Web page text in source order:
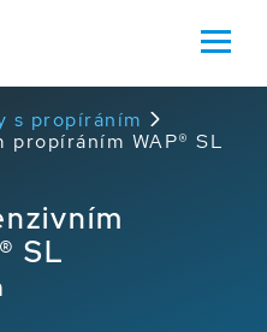
s propíráním
propíráním WAP® SL
SL